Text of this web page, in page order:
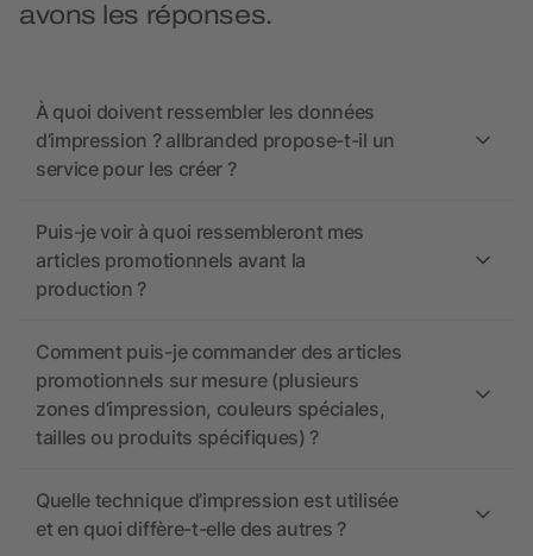
avons les réponses.
À quoi doivent ressembler les données
d’impression ? allbranded propose-t-il un
service pour les créer ?
Puis-je voir à quoi ressembleront mes
articles promotionnels avant la
production ?
Comment puis-je commander des articles
promotionnels sur mesure (plusieurs
zones d’impression, couleurs spéciales,
tailles ou produits spécifiques) ?
Quelle technique d’impression est utilisée
et en quoi diffère-t-elle des autres ?